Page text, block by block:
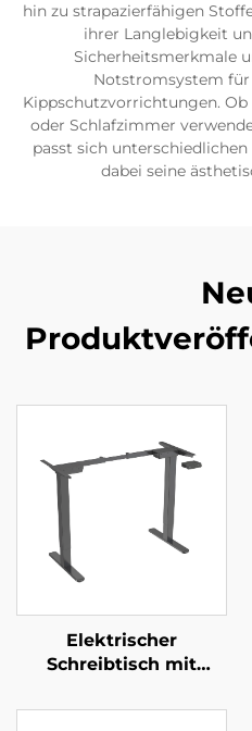
hin zu strapazierfähigen
ihrer Langlebigkeit
Sicherheitsmerkmale
Notstromsystem
Kippschutzvorrichtungen.
oder Schlafzimmer
passt sich
dabei seine
Elektrischer
Schreibtisch mit
höhenverstellbar und